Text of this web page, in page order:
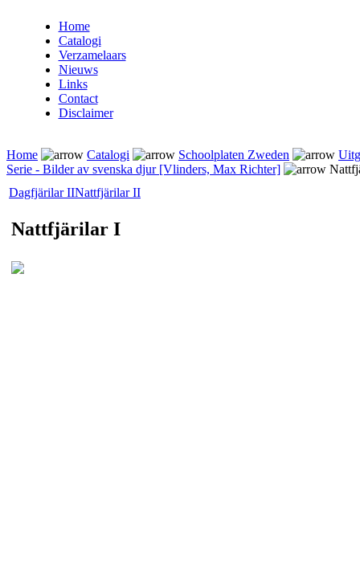
Home
Catalogi
Verzamelaars
Nieuws
Links
Contact
Disclaimer
Home Catalogi Schoolplaten Zweden
Serie - Bilder av svenska djur [Vlinders, Max Richter]
Dagfjärilar IINattfjärilar II
Nattfjärilar I